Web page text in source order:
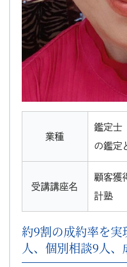
業種
鑑定士
の鑑定
受講講座名
顧客獲
計塾
約9割の成約率を
人、個別相談9人、